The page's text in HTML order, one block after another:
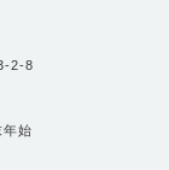
2-8
年始